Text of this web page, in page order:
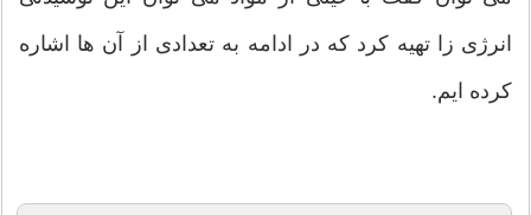
انرژی زا تهیه کرد که در ادامه به تعدادی از آن ها اشاره
کرده ایم.